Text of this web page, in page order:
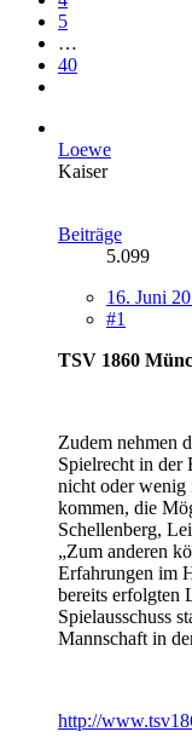
5
…
40
Loewe
Kaiser
Beiträge
5.099
16. Juni
#1
TSV 1860
Zudem nehmen
Spielrecht in der
nicht oder wenig
kommen, die
Schellenberg,
„Zum anderen
Erfahrungen im
bereits erfolgten
Spielausschuss
Mannschaft in
http://